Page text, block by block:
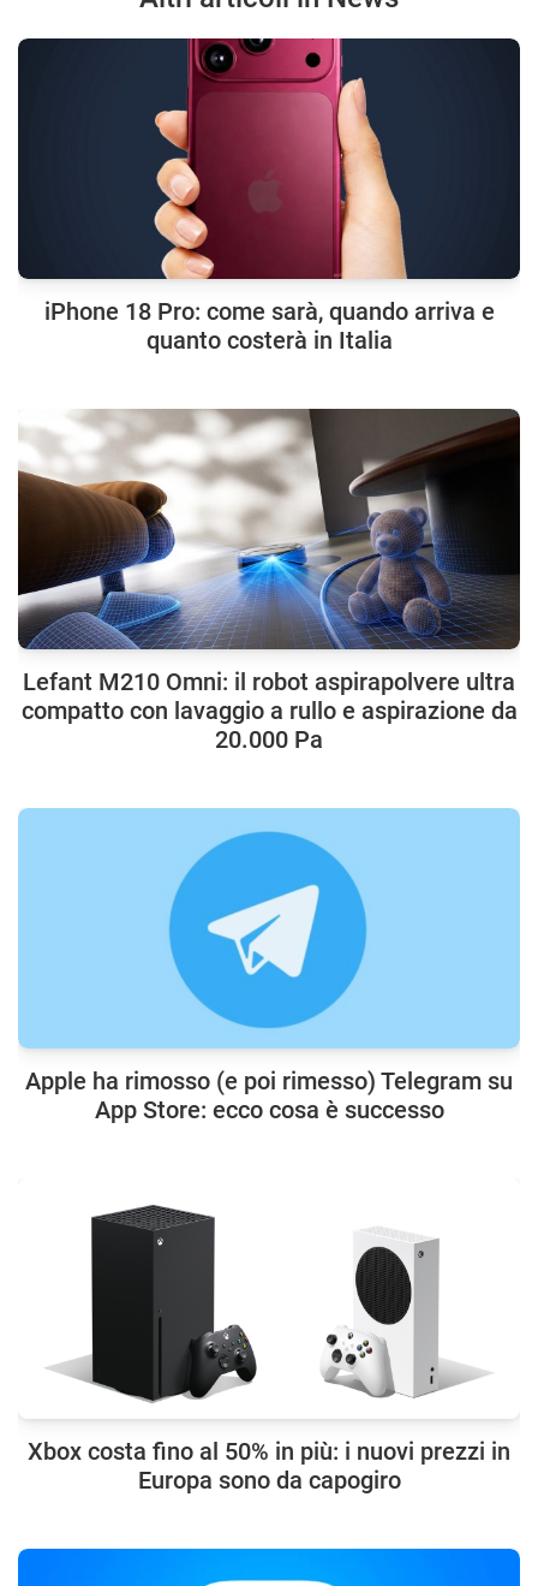
iPhone 18 Pro: come sarà, quando arriva e
quanto costerà in Italia
Lefant M210 Omni: il robot aspirapolvere ultra
compatto con lavaggio a rullo e aspirazione da
20.000 Pa
Apple ha rimosso (e poi rimesso) Telegram su
App Store: ecco cosa è successo
Xbox costa fino al 50% in più: i nuovi prezzi in
Europa sono da capogiro